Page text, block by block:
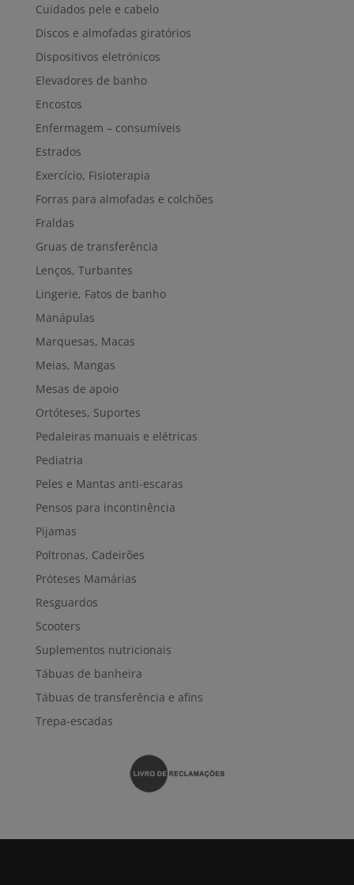
Cuidados pele e cabelo
Discos e almofadas giratórios
Dispositivos eletrónicos
Elevadores de banho
Encostos
Enfermagem – consumíveis
Estrados
Exercício, Fisioterapia
Forras para almofadas e colchões
Fraldas
Gruas de transferência
Lenços, Turbantes
Lingerie, Fatos de banho
Manápulas
Marquesas, Macas
Meias, Mangas
Mesas de apoio
Ortóteses, Suportes
Pedaleiras manuais e elétricas
Pediatria
Peles e Mantas anti-escaras
Pensos para incontinência
Pijamas
Poltronas, Cadeirões
Próteses Mamárias
Resguardos
Scooters
Suplementos nutricionais
Tábuas de banheira
Tábuas de transferência e afins
Trepa-escadas